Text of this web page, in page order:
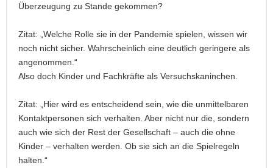
Überzeugung zu Stande gekommen?
Zitat: „Welche Rolle sie in der Pandemie spielen, wissen wir
noch nicht sicher. Wahrscheinlich eine deutlich geringere als
angenommen.“
Also doch Kinder und Fachkräfte als Versuchskaninchen.
Zitat: „Hier wird es entscheidend sein, wie die unmittelbaren
Kontaktpersonen sich verhalten. Aber nicht nur die, sondern
auch wie sich der Rest der Gesellschaft – auch die ohne
Kinder – verhalten werden. Ob sie sich an die Spielregeln
halten.“